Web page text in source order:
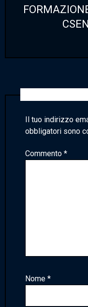
Il tuo indirizzo
obbligatori sono
Commento *
Nome *